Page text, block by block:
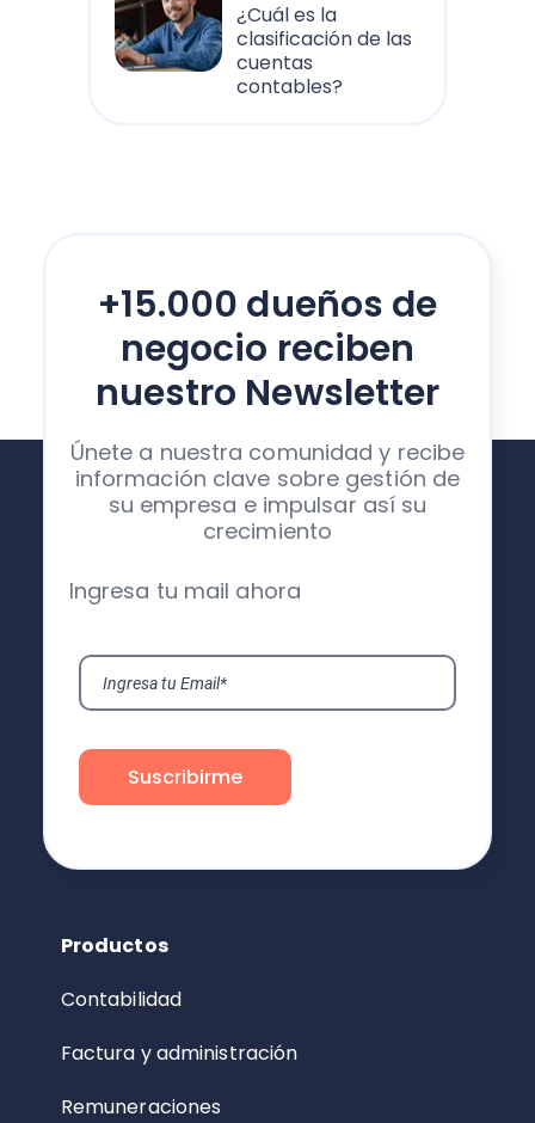
¿Cuál es la
clasificación de las
cuentas
contables?
+15.000 dueños de
negocio reciben
nuestro Newsletter
Únete a nuestra comunidad y recibe
información clave sobre gestión de
su empresa e impulsar así su
crecimiento
Ingresa tu mail ahora
Productos
Contabilidad
Factura y administración
Remuneraciones